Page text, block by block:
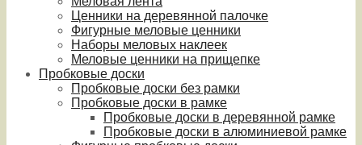
Ценники на деревянной палочке
Фигурные меловые ценники
Наборы меловых наклеек
Меловые ценники на прищепке
Пробковые доски
Пробковые доски без рамки
Пробковые доски в рамке
Пробковые доски в деревянной рамке
Пробковые доски в алюминиевой рамке